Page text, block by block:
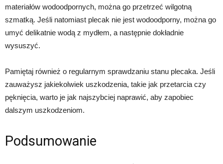
materiałów wodoodpornych, można go przetrzeć wilgotną
szmatką. Jeśli natomiast plecak nie jest wodoodporny, można go
umyć delikatnie wodą z mydłem, a następnie dokładnie
wysuszyć.
Pamiętaj również o regularnym sprawdzaniu stanu plecaka. Jeśli
zauważysz jakiekolwiek uszkodzenia, takie jak przetarcia czy
pęknięcia, warto je jak najszybciej naprawić, aby zapobiec
dalszym uszkodzeniom.
Podsumowanie